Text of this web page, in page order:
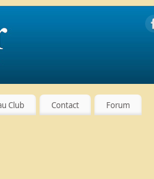
Club Contact Forum